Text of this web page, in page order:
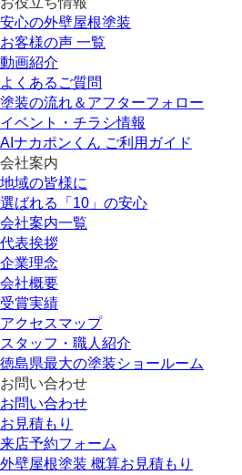
安心の外壁屋根塗装
お客様の声 一覧
動画紹介
よくあるご質問
塗装の流れ＆アフターフォロー
イベント・チラシ情報
AIナカポンくん ご利用ガイド
会社案内
地域の皆様に
選ばれる「10」の安心
会社案内一覧
代表挨拶
企業理念
会社概要
受賞実績
アクセスマップ
スタッフ・職人紹介
徳島県最大の塗装ショールーム
お問い合わせ
お問い合わせ
お見積もり
来店予約フォーム
外壁屋根塗装 概算お見積もり